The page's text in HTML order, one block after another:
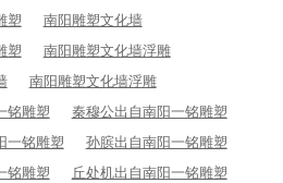
塑
南阳雕塑文化墙
塑
南阳雕塑文化墙浮雕
南阳雕塑文化墙浮雕
铭雕塑
秦穆公出自南阳一铭雕塑
一铭雕塑
孙膑出自南阳一铭雕塑
铭雕塑
丘处机出自南阳一铭雕塑